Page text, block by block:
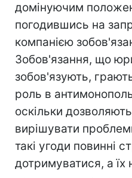
домінуючим
погодившись на
компанією
Зобов'язання, що
зобов'язують,
роль в
оскільки
вирішувати
такі угоди повинні
дотримуватися, а їх